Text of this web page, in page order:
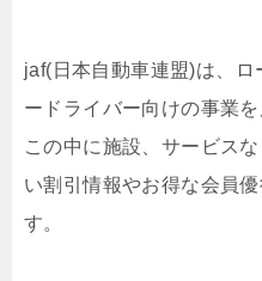
jaf(日本自動車連盟)は、
ードライバー向けの事業を
この中に施設、サービス
い割引情報やお得な会員
す。